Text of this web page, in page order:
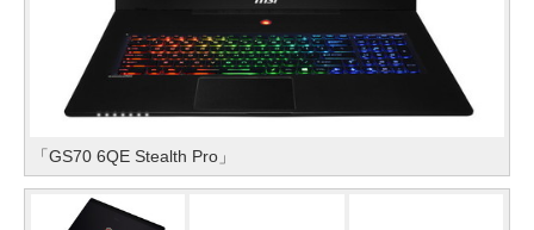
「GS70 6QE Stealth Pro」